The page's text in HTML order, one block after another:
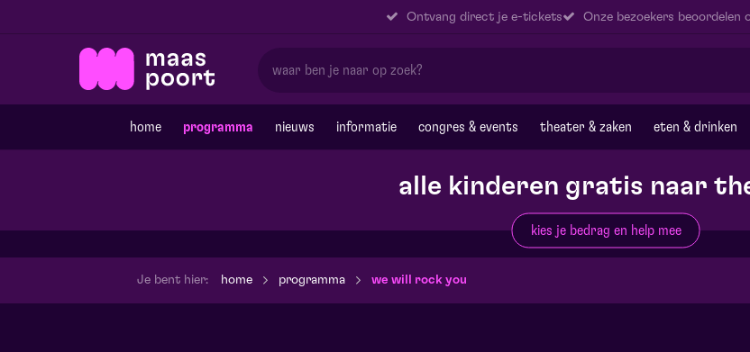
Ontvang direct je e-tickets Onze bezoekers beoordelen
home programma nieuws informatie congres & events theater & zaken eten & drinken
alle kinderen gratis naar
kies je bedrag en help mee
Je bent hier: home programma we will rock you